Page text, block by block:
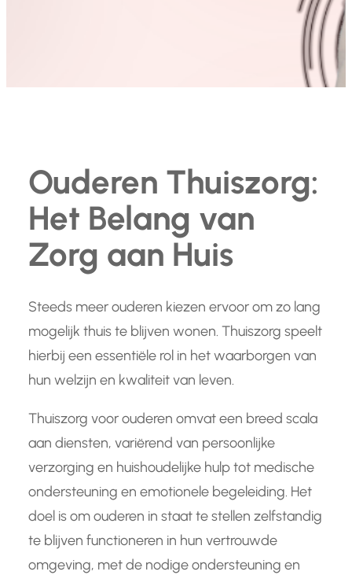
Ouderen Thuiszorg:
Het Belang van
Zorg aan Huis
Steeds meer ouderen kiezen ervoor om zo lang
mogelijk thuis te blijven wonen. Thuiszorg speelt
hierbij een essentiële rol in het waarborgen van
hun welzijn en kwaliteit van leven.
Thuiszorg voor ouderen omvat een breed scala
aan diensten, variërend van persoonlijke
verzorging en huishoudelijke hulp tot medische
ondersteuning en emotionele begeleiding. Het
doel is om ouderen in staat te stellen zelfstandig
te blijven functioneren in hun vertrouwde
omgeving, met de nodige ondersteuning en